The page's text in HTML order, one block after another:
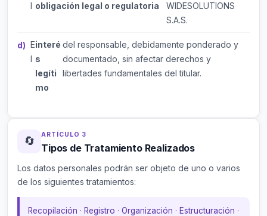
l obligación legal o regulatoria
WIDESOLUTIONS
S.A.S.
E
l
interé
s
legíti
mo
del responsable, debidamente ponderado y
documentado, sin afectar derechos y
libertades fundamentales del titular.
🔄 ARTÍCULO 3
Tipos de Tratamiento Realizados
Los datos personales podrán ser objeto de uno o varios
de los siguientes tratamientos:
Recopilación · Registro · Organización · Estructuración ·